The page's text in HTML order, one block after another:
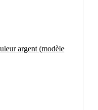
argent (modèle